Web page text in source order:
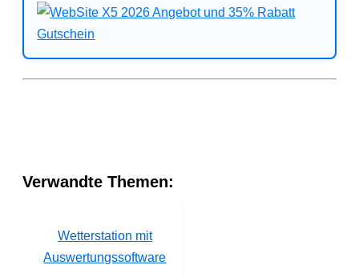
Verwandte Themen:
Wetterstation mit
Auswertungssoftware